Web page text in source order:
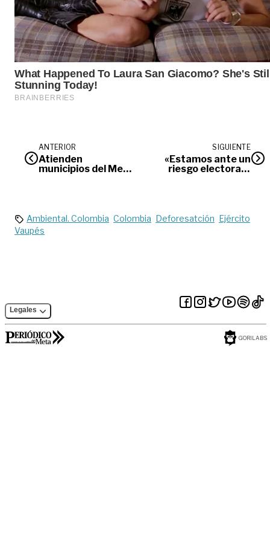
ANTERIOR
Atienden
municipios del Meta
SIGUIENTE
«Estamos ante un
riesgo electoral»:
Ambiental. Colombia Colombia Deforesatción Ejército
Vaupés
Legales
GORILABS